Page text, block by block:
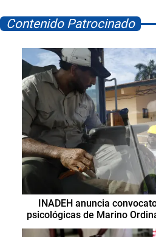
Contenido Patrocinado
INADEH anuncia
psicológicas de Marino